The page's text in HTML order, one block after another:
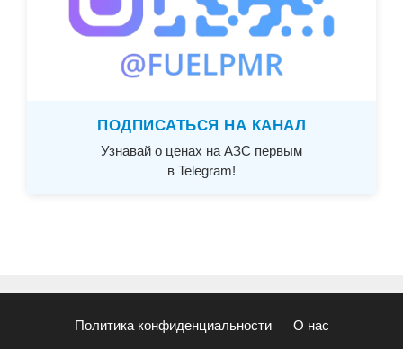
ПОДПИСАТЬСЯ НА КАНАЛ
Узнавай о ценах на АЗС первым
в Telegram!
Политика конфиденциальности О нас